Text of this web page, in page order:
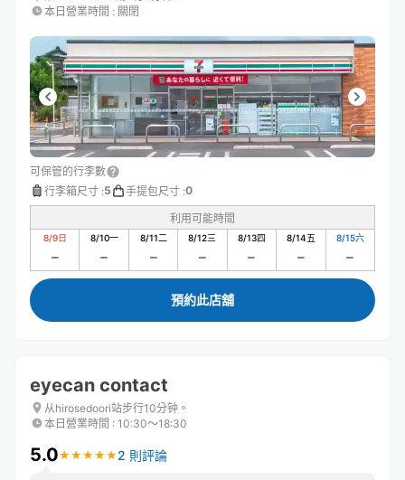
本日營業時間 : 關閉
可保管的行李數
行李箱尺寸 :5 手提包尺寸 :0
利用可能時間
8/9日 8/10一 8/11二 8/12三 8/13四 8/14五 8/15六
預約此店舖
eyecan contact
从hirosedoori站步行10分钟。
本日營業時間 : 10:30〜18:30
5.0★ ★ ★ ★ ★
★ ★ ★ ★ ★ 2 則評論